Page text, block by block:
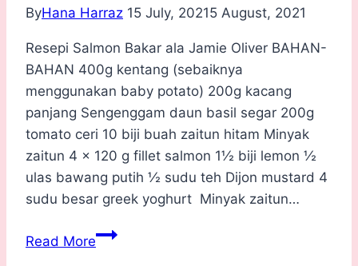
ByHana Harraz 15 July, 20215 August, 2021
Resepi Salmon Bakar ala Jamie Oliver BAHAN-
BAHAN 400g kentang (sebaiknya
menggunakan baby potato) 200g kacang
panjang Sengenggam daun basil segar 200g
tomato ceri 10 biji buah zaitun hitam Minyak
zaitun 4 x 120 g fillet salmon 1½ biji lemon ½
ulas bawang putih ½ sudu teh Dijon mustard 4
sudu besar greek yoghurt Minyak zaitun…
Read MoreResepi